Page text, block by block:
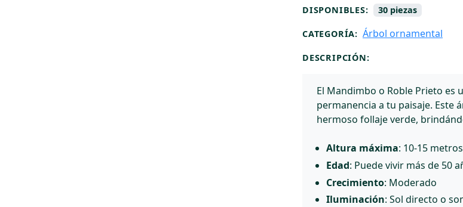
DISPONIBLES: 30 piezas
CATEGORÍA: Árbol ornamental
DESCRIPCIÓN:
El Mandimbo o Roble Prieto es
permanencia a tu paisaje. Este
hermoso follaje verde,
Altura máxima: 10-15 metros
Edad: Puede vivir más de 50
Crecimiento: Moderado
Iluminación: Sol directo o